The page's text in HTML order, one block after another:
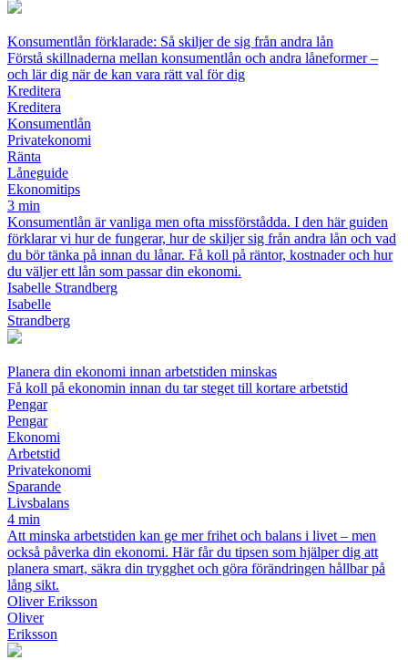
Konsumentlån förklarade: Så skiljer de sig från andra lån
Förstå skillnaderna mellan konsumentlån och andra låneformer –
och lär dig när de kan vara rätt val för dig
Kreditera
Kreditera
Konsumentlån
Privatekonomi
Ränta
Låneguide
Ekonomitips
3 min
Konsumentlån är vanliga men ofta missförstådda. I den här guiden
förklarar vi hur de fungerar, hur de skiljer sig från andra lån och vad
du bör tänka på innan du lånar. Få koll på räntor, kostnader och hur
du väljer ett lån som passar din ekonomi.
Isabelle Strandberg
Isabelle
Strandberg
Planera din ekonomi innan arbetstiden minskas
Få koll på ekonomin innan du tar steget till kortare arbetstid
Pengar
Pengar
Ekonomi
Arbetstid
Privatekonomi
Sparande
Livsbalans
4 min
Att minska arbetstiden kan ge mer frihet och balans i livet – men
också påverka din ekonomi. Här får du tipsen som hjälper dig att
planera smart, säkra din trygghet och göra förändringen hållbar på
lång sikt.
Oliver Eriksson
Oliver
Eriksson